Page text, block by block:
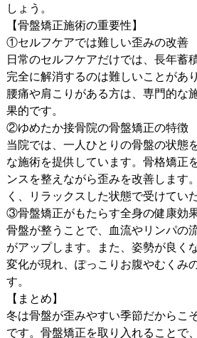
しょう。
【骨盤矯正施術の重要性】
①セルフケアでは難しい歪みの改善
日常のセルフケアだけでは、長年蓄
完全に解消するのは難しいことがあ
腰痛や肩こりがある方は、専門的な
果的です。
②ゆめたか接骨院の骨盤矯正の特徴
当院では、一人ひとりの骨盤の状態
な施術を提供しています。骨格矯正
ンスを整えながら歪みを改善します
く、リラックスした状態で受けてい
③骨盤矯正がもたらす全身の健康効
骨盤が整うことで、血流やリンパの
がアップします。また、姿勢が良く
変化が現れ、ぽっこりお腹やむくみ
す。
【まとめ】
冬は骨盤が歪みやすい季節だからこ
です。骨盤矯正を取り入れることで